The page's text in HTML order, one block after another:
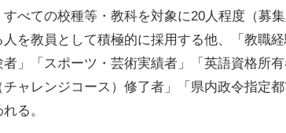
べての校種等・教科を対象に20人程度（募
人を教員として積極的に採用する他、「教職
」「スポーツ・芸術実績者」「英語資格所
チャレンジコース）修了者」「県内政令指定
る。